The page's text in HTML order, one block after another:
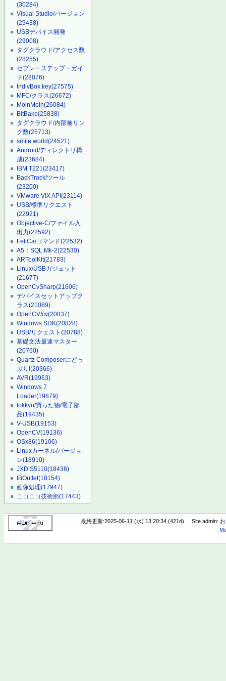
(30284)
Visual Studio/バージョン
(29438)
USBデバイス開発
(29008)
タグクラウド/アクセス数
(28255)
セブン・ステップ・ガイ
ド(28076)
IndivBox.key(27575)
MFC/クラス(26672)
MoinMoin(26084)
BitBake(25838)
タグクラウド/内部被リン
ク数(25713)
smile.world(24521)
Android/ディレクトリ構
成(23684)
IBM T221(23417)
BackTrack/ツール
(23200)
VMware VIX API(23114)
USB/標準リクエスト
(22921)
Objective-C/ファイル入
出力(22592)
FeliCa/コマンド(22532)
A5：SQL Mk-2(22530)
ARToolKit(21783)
Linux/USBガジェット
(21677)
OpenCvSharp(21606)
デバイスセットアップク
ラス(21089)
OpenCV/cv(20837)
Windows SDK(20828)
USB/リクエスト(20788)
基礎文法最速マスター
(20760)
Quartz Composerにどっ
ぷり!(20366)
AVR(19963)
Windows 7
Loader(19879)
tokkyo/買った物/電子部
品(19435)
V-USB(19153)
OpenCV(19136)
OSx86(19106)
Linuxカーネル/バージョ
ン(18910)
JXD S5110(18438)
IBOutlet(18154)
画像処理(17947)
ニコニコ技術部(17443)
最終更新:2025-06-11 (水) 13:20:34 (421d) Site admin: